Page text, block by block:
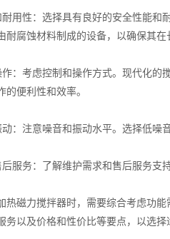
性：选择具有良好的安全性能和
耐腐蚀材料制成的设备，以确保其在
考虑控制和操作方式。现代化的
的便利性和效率。
注意噪音和振动水平。选择低噪音
务：了解维护需求和售后服务支持
磁力搅拌器时，需要综合考虑功能
务以及价格和性价比等要点，以选择